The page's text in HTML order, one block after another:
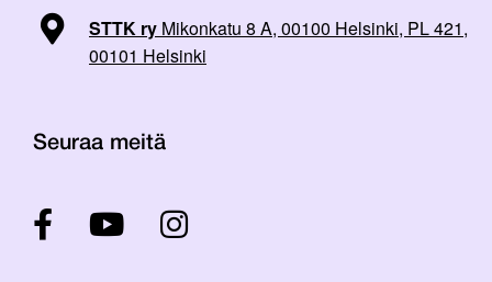
STTK ry Mikonkatu 8 A, 00100 Helsinki, PL 421,
00101 Helsinki
Seuraa meitä